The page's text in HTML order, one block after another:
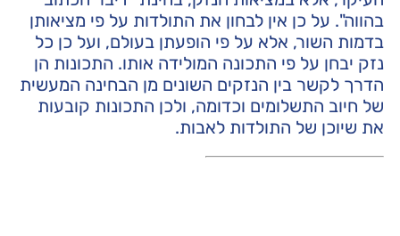
בהווה". על כן אין לבחון את התולדות על פי מציאותן
בדמות השור, אלא על פי הופעתן בעולם, ועל כן כל
נזק יבחן על פי התכונה המולידה אותו. התכונות הן
הדרך לקשר בין הנזקים השונים מן הבחינה המעשית
של חיוב התשלומים וכדומה, ולכן התכונות קובעות
את שיוכן של התולדות לאבות.